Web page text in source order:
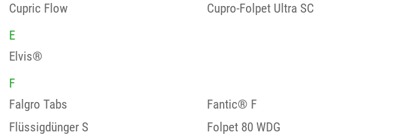
Cupric Flow
Cupro-Folpet Ultra SC
E
Elvis®
F
Falgro Tabs
Fantic® F
Flüssigdünger S
Folpet 80 WDG